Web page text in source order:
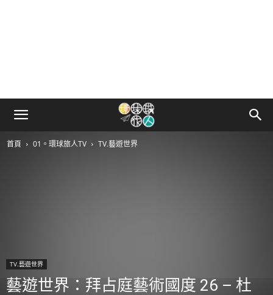
首頁 01。環球旅人TV TV.藝遊世界
TV.藝遊世界
藝遊世界：拜占庭藝術國度 26 – 杜